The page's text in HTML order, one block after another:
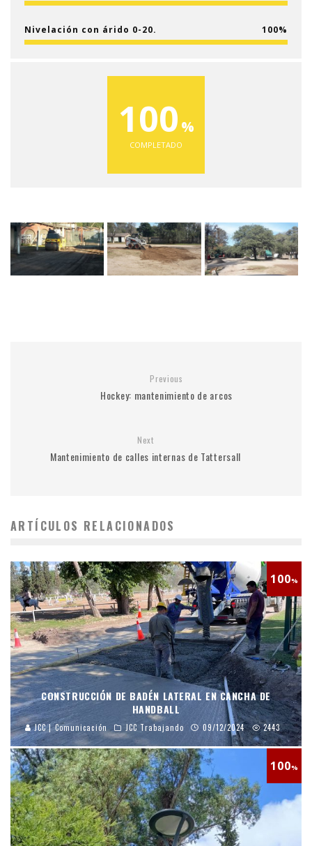
Nivelación con árido 0-20. 100
100
COMPLETADO
Previous
Hockey: mantenimiento de arcos
Next
Mantenimiento de calles internas de Tattersall
ARTÍCULOS RELACIONADOS
100%
CONSTRUCCIÓN DE BADÉN LATERAL EN CANCHA DE
HANDBALL
JCC | Comunicación JCC Trabajando 09/12/2024 2443
100%